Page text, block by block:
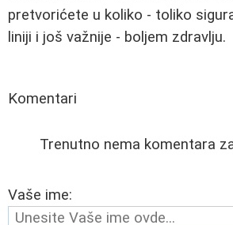
pretvorićete u koliko - toliko
liniji i još važnije - boljem zdravlju.
Komentari
Trenutno nema komentara
Vaše ime: